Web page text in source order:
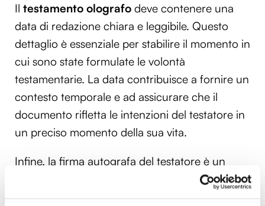
Il testamento olografo deve contenere una
data di redazione chiara e leggibile. Questo
dettaglio è essenziale per stabilire il momento in
cui sono state formulate le volontà
testamentarie. La data contribuisce a fornire un
contesto temporale e ad assicurare che il
documento rifletta le intenzioni del testatore in
un preciso momento della sua vita.
Infine, la firma autografa del testatore è un
requisito fondamentale. La firma conferisce
autenticità al documento, dimostrando che il